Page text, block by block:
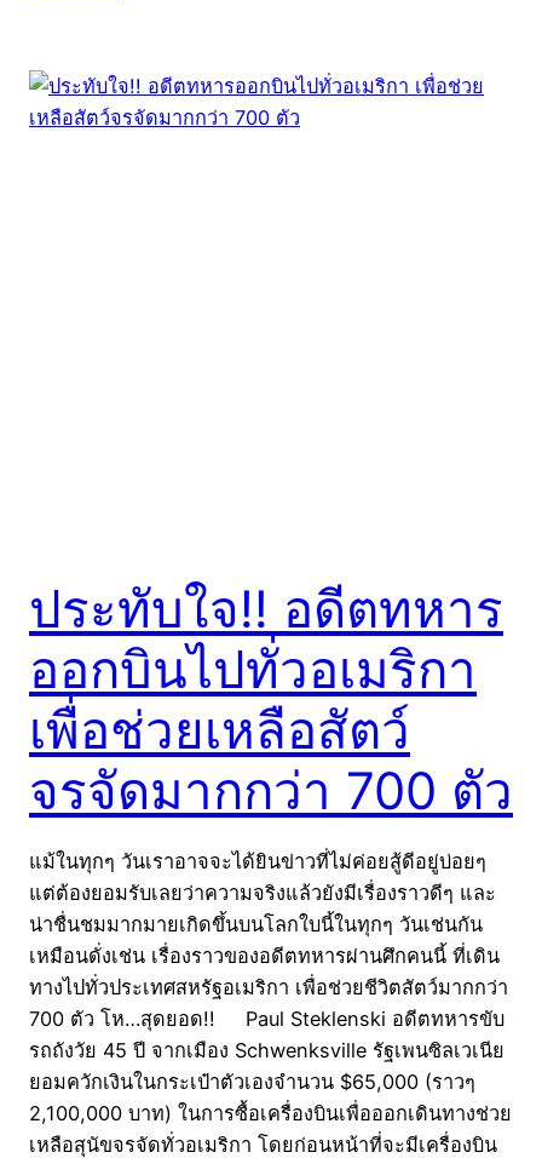
ประทับใจ!! อดีตทหาร
ออกบินไปทั่วอเมริกา
เพื่อช่วยเหลือสัตว์
จรจัดมากกว่า 700 ตัว
แม้ในทุกๆ วันเราอาจจะได้ยินข่าวที่ไม่ค่อยสู้ดีอยู่บ่อยๆ
แต่ต้องยอมรับเลยว่าความจริงแล้วยังมีเรื่องราวดีๆ และ
น่าชื่นชมมากมายเกิดขึ้นบนโลกใบนี้ในทุกๆ วันเช่นกัน
เหมือนดั่งเช่น เรื่องราวของอดีตทหารผ่านศึกคนนี้ ที่เดิน
ทางไปทั่วประเทศสหรัฐอเมริกา เพื่อช่วยชีวิตสัตว์มากกว่า
700 ตัว โห…สุดยอด!! Paul Steklenski อดีตทหารขับ
รถถังวัย 45 ปี จากเมือง Schwenksville รัฐเพนซิลเวเนีย
ยอมควักเงินในกระเป๋าตัวเองจำนวน $65,000 (ราวๆ
2,100,000 บาท) ในการซื้อเครื่องบินเพื่อออกเดินทางช่วย
เหลือสุนัขจรจัดทั่วอเมริกา โดยก่อนหน้าที่จะมีเครื่องบิน